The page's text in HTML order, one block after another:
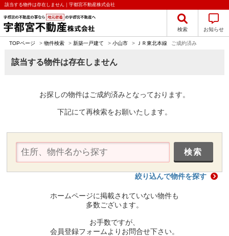
該当する物件は存在しません｜宇都宮不動産株式会社
検索 お知らせ
TOPページ > 物件検索 > 新築一戸建て > 小山市 > ＪＲ東北本線 ご成約済み
該当する物件は存在しません
お探しの物件はご成約済みとなっております。
下記にて再検索をお願いたします。
絞り込んで物件を探す
ホームページに掲載されていない物件も
多数ございます。
お手数ですが、
会員登録フォームよりお問合せ下さい。